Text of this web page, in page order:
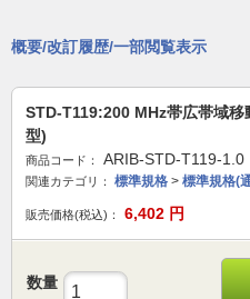
概要/改訂履歴/一部閲覧表示
STD-T119:200 MHz帯広帯域
型)
商品コード： ARIB-STD-T119-1.0
関連カテゴリ： 標準規格 > 標準規格(
販売価格(税込)： 6,402 円
数量